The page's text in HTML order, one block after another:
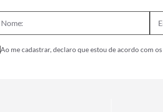
Ao me cadastrar, declaro que estou de acordo com os